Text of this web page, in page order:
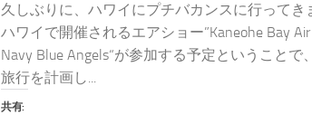
久しぶりに、ハワイにプチバカンスに行ってき
ハワイで開催されるエアショー”Kaneohe Bay Air
Navy Blue Angels“が参加する予定ということで
旅行を計画し...
共有: